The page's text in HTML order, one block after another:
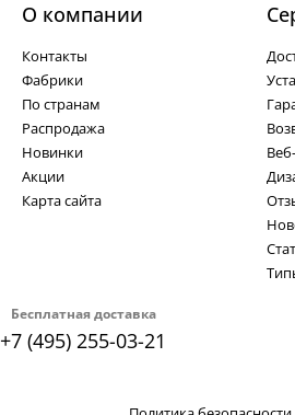
Бесплатная доставка
+7 (495) 255-03-21
О компании
Контакты
Фабрики
По странам
Распродажа
Новинки
Акции
Карта сайта